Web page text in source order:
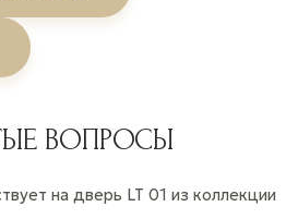
ВОПРОСЫ
на дверь LT 01 из коллекции